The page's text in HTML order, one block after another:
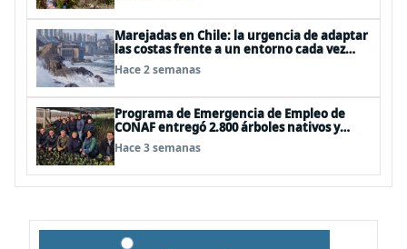
Marejadas en Chile: la urgencia de adaptar
las costas frente a un entorno cada vez
más desafiante
Hace 2 semanas
Programa de Emergencia de Empleo de
CONAF entregó 2.800 árboles nativos y
ornamentales a siete comunas de la región
de O’Higgins
Hace 3 semanas